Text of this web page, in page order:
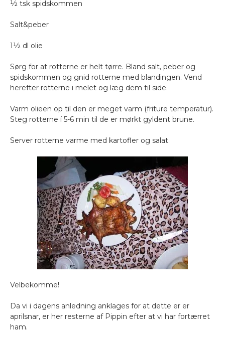
½ tsk spidskommen
Salt&peber
1½ dl olie
Sørg for at rotterne er helt tørre. Bland salt, peber og
spidskommen og gnid rotterne med blandingen. Vend
herefter rotterne i melet og læg dem til side.
Varm olieen op til den er meget varm (friture temperatur).
Steg rotterne í 5-6 min til de er mørkt gyldent brune.
Server rotterne varme med kartofler og salat.
Velbekomme!
Da vi i dagens anledning anklages for at dette er er
aprilsnar, er her resterne af Pippin efter at vi har fortærret
ham.